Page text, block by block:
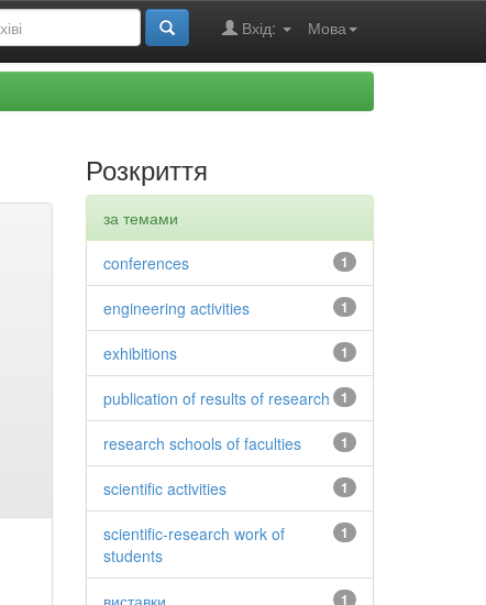
Мова
Вхід:
Розкриття
за темами
1
conferences
1
engineering activities
1
exhibitions
1
publication of results of research
1
research schools of faculties
1
scientific activities
1
scientific-research work of
students
1
виставки